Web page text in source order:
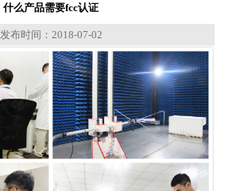
什么产品需要fcc认证
发布时间：2018-07-02